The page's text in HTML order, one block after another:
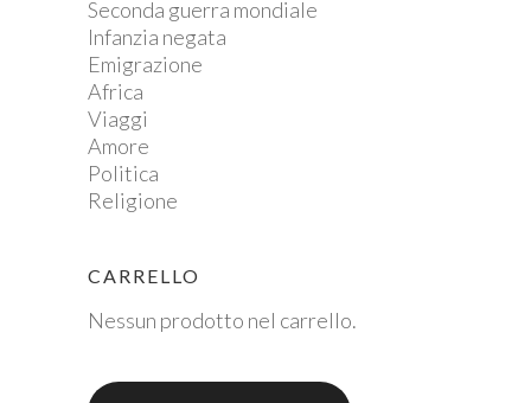
Seconda guerra mondiale
Infanzia negata
Emigrazione
Africa
Viaggi
Amore
Politica
Religione
CARRELLO
Nessun prodotto nel carrello.